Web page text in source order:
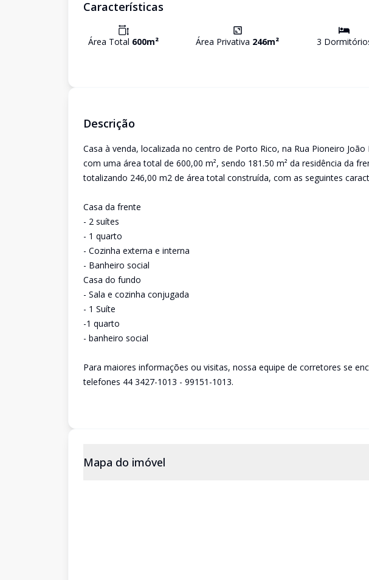
Características
Área Total 600m² Área Privativa 246m² 3 Dormitório
Descrição
Casa à venda, localizada no centro de Porto Rico, na Rua Pioneiro
com uma área total de 600,00 m², sendo 181.50 m² da residência da
totalizando 246,00 m2 de área total construída, com as seguintes
Casa da frente
- 2 suítes
- 1 quarto
- Cozinha externa e interna
- Banheiro social
Casa do fundo
- Sala e cozinha conjugada
- 1 Suíte
-1 quarto
- banheiro social
Para maiores informações ou visitas, nossa equipe de corretores se
telefones 44 3427-1013 - 99151-1013.
Mapa do imóvel